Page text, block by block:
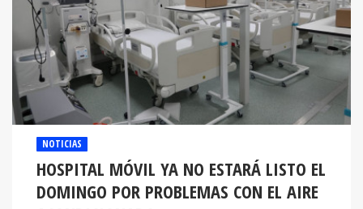
NOTICIAS
HOSPITAL MÓVIL YA NO ESTARÁ LISTO EL
DOMINGO POR PROBLEMAS CON EL AIRE
ACONDICIONADO